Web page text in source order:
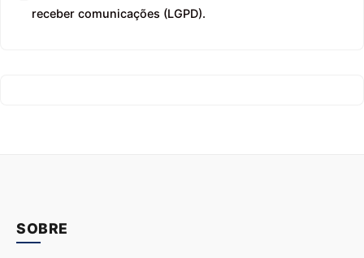
receber comunicações (LGPD).
SOBRE